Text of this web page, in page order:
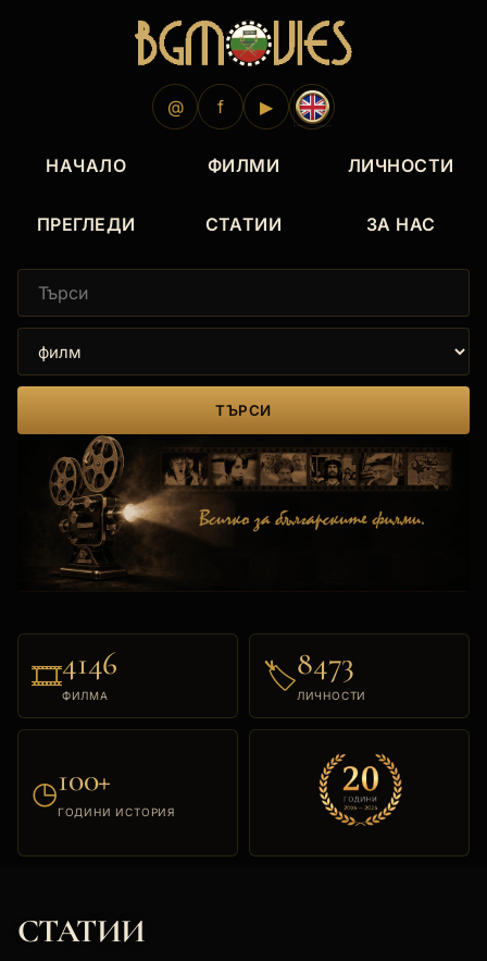
@ f ▶
НАЧАЛО ФИЛМИ ЛИЧНОСТИ
ПРЕГЛЕДИ СТАТИИ ЗА НАС
ТЪРСИ
🎞4146
ФИЛМА
🏷8473
ЛИЧНОСТИ
◷100+
ГОДИНИ ИСТОРИЯ
СТАТИИ